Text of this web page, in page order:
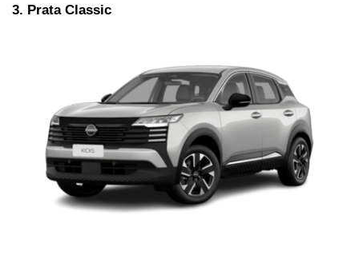
3. Prata Classic